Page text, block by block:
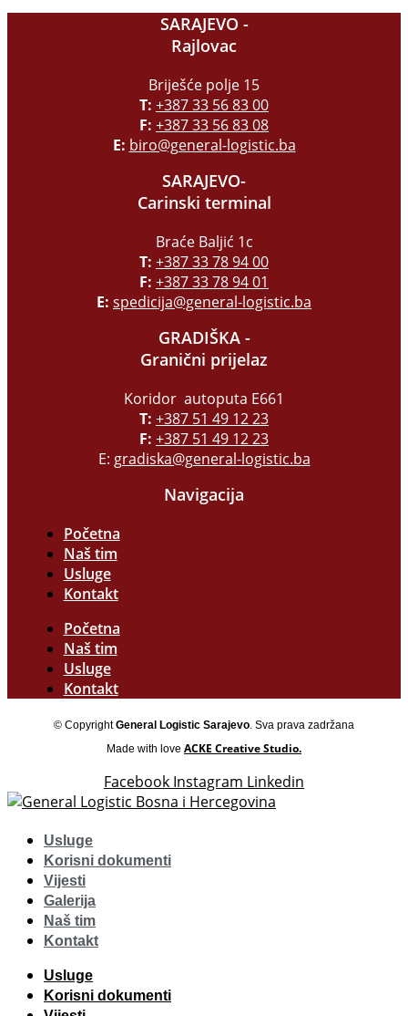
SARAJEVO -
Rajlovac
Briješće polje 15
T: +387 33 56 83 00
F: +387 33 56 83 08
E: biro@general-logistic.ba
SARAJEVO-
Carinski terminal
Braće Baljić 1c
T: +387 33 78 94 00
F: +387 33 78 94 01
E: spedicija@general-logistic.ba
GRADIŠKA -
Granični prijelaz
Koridor autoputa E661
T: +387 51 49 12 23
F: +387 51 49 12 23
E: gradiska@general-logistic.ba
Navigacija
Početna
Naš tim
Usluge
Kontakt
Početna
Naš tim
Usluge
Kontakt
© CopyrightGeneral Logistic Sarajevo . Sva prava zadržana
Made with love ACKE Creative Studio.
Facebook Instagram Linkedin
Usluge
Korisni dokumenti
Vijesti
Galerija
Naš tim
Kontakt
Usluge
Korisni dokumenti